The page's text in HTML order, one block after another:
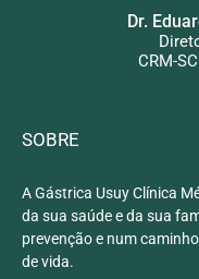
Dr.
CRM-
SOBRE
A Gástrica Usuy Clínica
da sua saúde e da sua
prevenção e num
de vida.